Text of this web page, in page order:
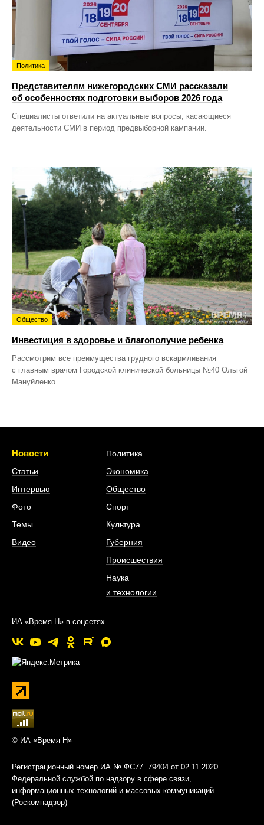
Политика
Представителям нижегородских СМИ рассказали
об особенностях подготовки выборов 2026 года
Специалисты ответили на актуальные вопросы, касающиеся
деятельности СМИ в период предвыборной кампании.
Общество
Инвестиция в здоровье и благополучие ребенка
Рассмотрим все преимущества грудного вскармливания
с главным врачом Городской клинической больницы №40 Ольгой
Мануйленко.
Новости
Статьи
Интервью
Фото
Темы
Видео
Политика
Экономика
Общество
Спорт
Культура
Губерния
Происшествия
Наука
и технологии
ИА «Время Н» в соцсетях
© ИА «Время Н»
Регистрационный номер ИА № ФС77−79404 от 02.11.2020
Федеральной службой по надзору в сфере связи,
информационных технологий и массовых коммуникаций
(Роскомнадзор)